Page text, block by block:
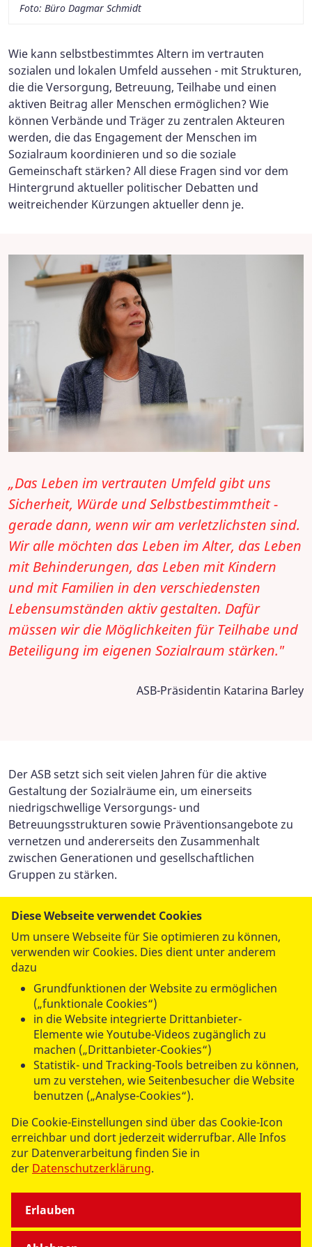
Foto: Büro Dagmar Schmidt
Wie kann selbstbestimmtes Altern im vertrauten
sozialen und lokalen Umfeld aussehen - mit Strukturen,
die die Versorgung, Betreuung, Teilhabe und einen
aktiven Beitrag aller Menschen ermöglichen? Wie
können Verbände und Träger zu zentralen Akteuren
werden, die das Engagement der Menschen im
Sozialraum koordinieren und so die soziale
Gemeinschaft stärken? All diese Fragen sind vor dem
Hintergrund aktueller politischer Debatten und
weitreichender Kürzungen aktueller denn je.
„Das Leben im vertrauten Umfeld gibt uns
Sicherheit, Würde und Selbstbestimmtheit -
gerade dann, wenn wir am verletzlichsten sind.
Wir alle möchten das Leben im Alter, das Leben
mit Behinderungen, das Leben mit Kindern
und mit Familien in den verschiedensten
Lebensumständen aktiv gestalten. Dafür
müssen wir die Möglichkeiten für Teilhabe und
Beteiligung im eigenen Sozialraum stärken."
ASB-Präsidentin Katarina Barley
Der ASB setzt sich seit vielen Jahren für die aktive
Gestaltung der Sozialräume ein, um einerseits
niedrigschwellige Versorgungs- und
Betreuungsstrukturen sowie Präventionsangebote zu
vernetzen und andererseits den Zusammenhalt
zwischen Generationen und gesellschaftlichen
Gruppen zu stärken.
Denn: Wo sich Menschen mit Respekt und Solidarität
teilhabendes Leben in jedem Alter möglich.
UNSERE ANGEBOTE
SPENDEN & STIFTEN
ÜBER UNS
Diese Webseite verwendet Cookies
Um unsere Webseite für Sie optimieren zu können,
verwenden wir Cookies. Dies dient unter anderem
dazu
Grundfunktionen der Website zu ermöglichen
(„funktionale Cookies“)
in die Website integrierte Drittanbieter-
Elemente wie Youtube-Videos zugänglich zu
machen („Drittanbieter-Cookies“)
Statistik- und Tracking-Tools betreiben zu können,
um zu verstehen, wie Seitenbesucher die Website
benutzen („Analyse-Cookies“).
Die Cookie-Einstellungen sind über das Cookie-Icon
erreichbar und dort jederzeit widerrufbar. Alle Infos
zur Datenverarbeitung finden Sie in
der Datenschutzerklärung.
Erlauben